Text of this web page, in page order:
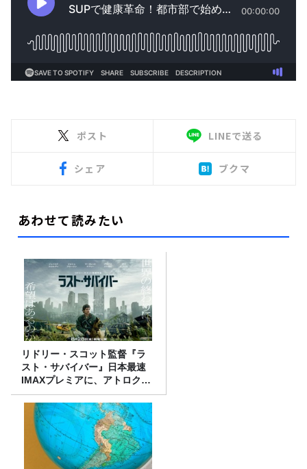
ポスト LINEで送る
シェア ブクマ
あわせて読みたい
リドリー・スコット監督『ラ
スト・サバイバー』日本最速
IMAXプレミアに、アトロクリ
スナー60名をご招待！